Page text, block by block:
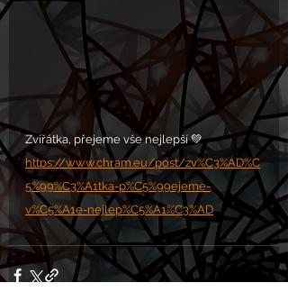
Zvířátka, přejeme vše nejlepší 💚
https://www.chram.eu/post/zv%C3%AD%C
5%99%C3%A1tka-p%C5%99ejeme-
v%C5%A1e-nejlep%C5%A1%C3%AD